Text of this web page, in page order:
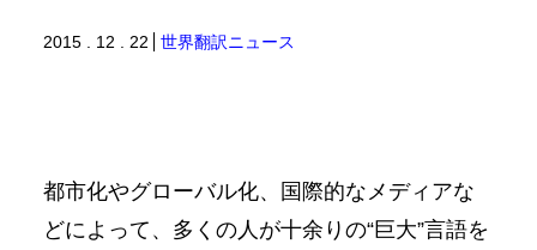
2015 . 12 . 22 世界翻訳ニュース
都市化やグローバル化、国際的なメディアな
どによって、多くの人が十余りの“巨大”言語を